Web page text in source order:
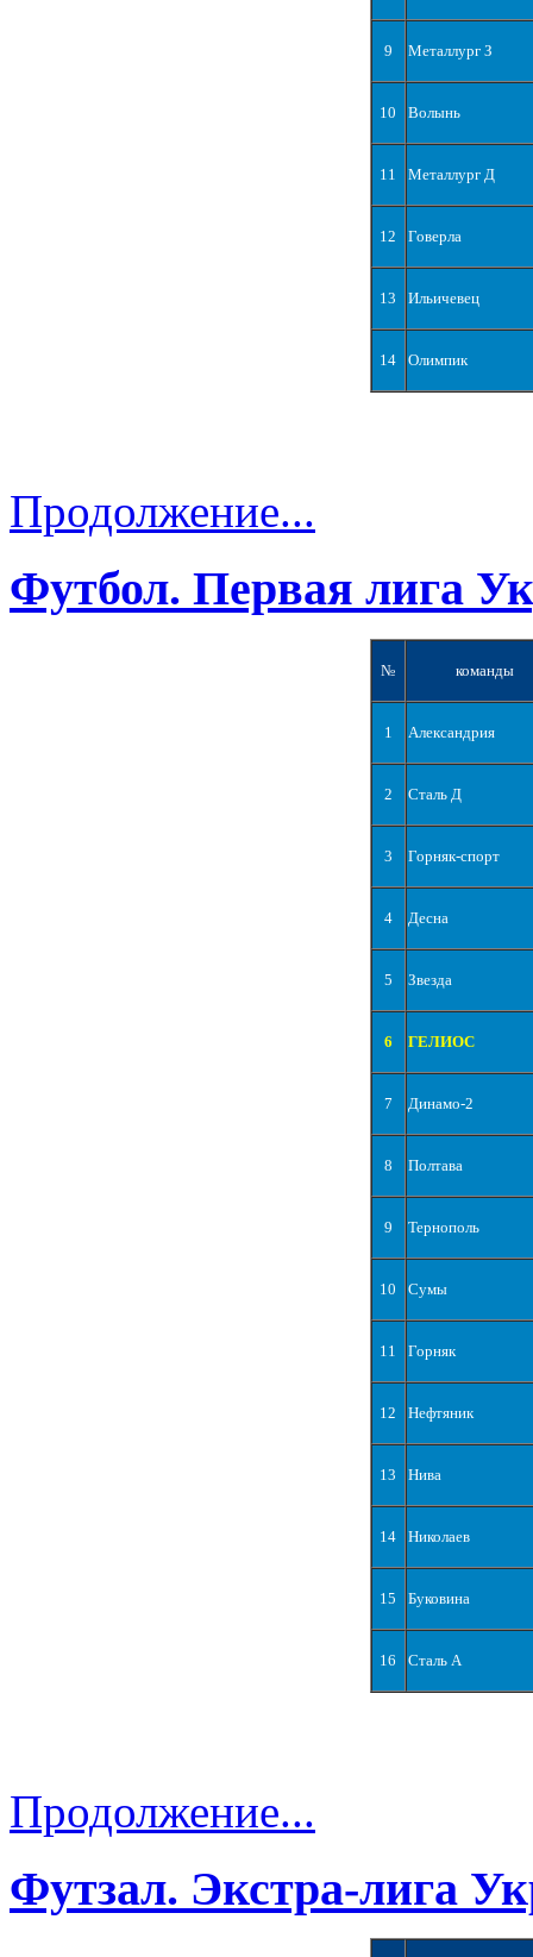
9 Металлург З
10 Волынь
11 Металлург Д
12 Говерла
13 Ильичевец
14 Олимпик
Продолжение...
Футбол. Первая лига
№ команды
1 Александрия
2 Сталь Д
3 Горняк-спорт
4 Десна
5 Звезда
6 ГЕЛИОС
7 Динамо-2
8 Полтава
9 Тернополь
10 Сумы
11 Горняк
12 Нефтяник
13 Нива
14 Николаев
15 Буковина
16 Сталь А
Продолжение...
Футзал. Экстра-лига